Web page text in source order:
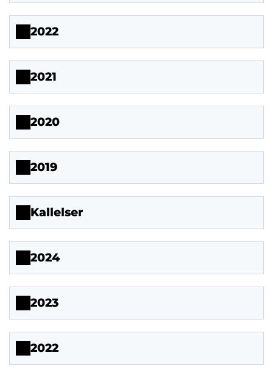
2022
2021
2020
2019
Kallelser
2024
2023
2022